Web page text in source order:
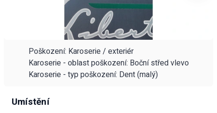
Poškození: Karoserie / exteriér
Karoserie - oblast poškození: Boční střed vlevo
Karoserie - typ poškození: Dent (malý)
Umístění